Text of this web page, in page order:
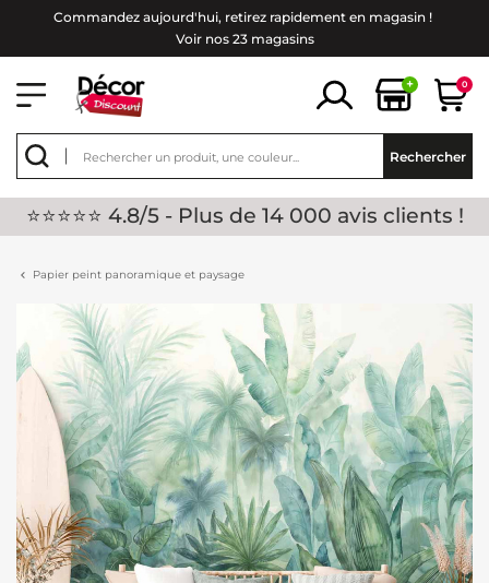
Commandez aujourd'hui, retirez rapidement en magasin !
Voir nos 23 magasins
+ 0
Rechercher
⭐⭐⭐⭐⭐ 4.8/5 - Plus de 14 000 avis clients !
Papier peint panoramique et paysage